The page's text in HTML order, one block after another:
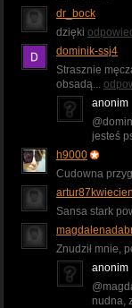
dr_bock
dzięki
dominik-ssj4
Strasznie
obsadą...
anonim
jesteś
h9000
Cudowna
artur87kwiecien
Sansa stark
Znudził mnie,
anonim
nudna,